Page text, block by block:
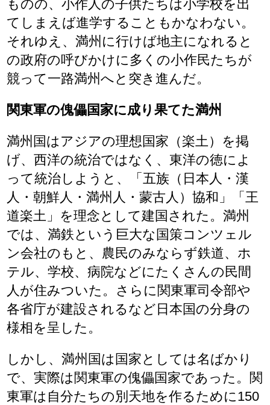
ものの、小作人の子供たちは小学校を出
てしまえば進学することもかなわない。
それゆえ、満州に行けば地主になれると
の政府の呼びかけに多くの小作民たちが
競って一路満州へと突き進んだ。
関東軍の傀儡国家に成り果てた満州
満州国はアジアの理想国家（楽土）を掲
げ、西洋の統治ではなく、東洋の徳によ
って統治しようと、「五族（日本人・漢
人・朝鮮人・満州人・蒙古人）協和」「王
道楽土」を理念として建国された。満州
では、満鉄という巨大な国策コンツェル
ン会社のもと、農民のみならず鉄道、ホ
テル、学校、病院などにたくさんの民間
人が住みついた。さらに関東軍司令部や
各省庁が建設されるなど日本国の分身の
様相を呈した。
しかし、満州国は国家としては名ばかり
で、実際は関東軍の傀儡国家であった。関
東軍は自分たちの別天地を作るために150